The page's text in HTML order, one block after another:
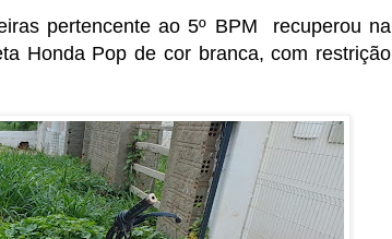
pertencente ao 5º BPM recuperou na
Honda Pop de cor branca, com restrição